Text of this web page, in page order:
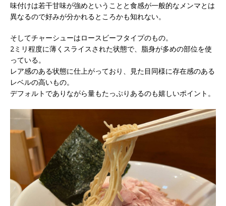
味付けは若干甘味が強めということと食感が一般的なメンマとは
異なるので好みが分かれるところかも知れない。
そしてチャーシューはロースビーフタイプのもの。
2ミリ程度に薄くスライスされた状態で、脂身が多めの部位を使
っている。
レア感のある状態に仕上がっており、見た目同様に存在感のある
レベルの高いもの。
デフォルトでありながら量もたっぷりあるのも嬉しいポイント。